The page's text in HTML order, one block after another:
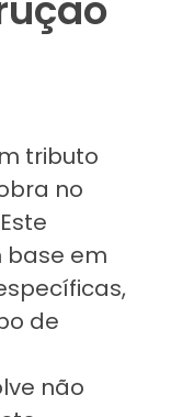
tributo
no
base em
de
não